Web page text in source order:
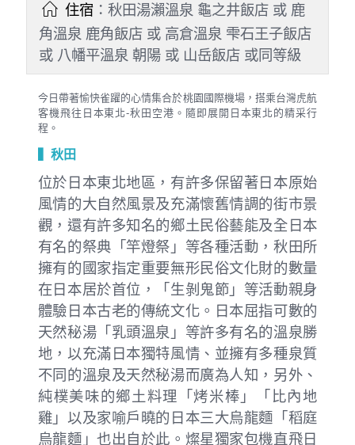
住宿：秋田湯瀨溫泉 龜之井飯店 或 鹿
角溫泉 鹿角飯店 或 高倉溫泉 雫石王子飯店
或 八幡平溫泉 朝陽 或 山岳飯店 或同等級
今日帶著愉快雀躍的心情集合於桃園國際機場，搭乘台灣虎航
客機飛往日本東北-秋田空港。隨即展開日本東北的精采行
程。
▍秋田
位於日本東北地區，有許多保留著日本原始
風情的大自然風景及充滿懷舊情調的街市景
觀，還有許多知名的鄉土民俗藝能及全日本
有名的祭典「竿燈祭」等各種活動，秋田所
擁有的國家指定重要無形民俗文化財的數量
在日本居於首位，「生剝鬼節」等活動親身
體驗日本古老的傳統文化。日本屈指可數的
天然秘湯「乳頭溫泉」等許多有名的溫泉勝
地，以充滿日本獨特風情、並擁有多種泉質
不同的溫泉及天然秘湯而廣為人知，另外、
純樸美味的鄉土料理「烤米棒」「比內地
雞」以及家喻戶曉的日本三大烏龍麵「稻庭
烏龍麵」也出自於此。燦星獨家包機直飛日